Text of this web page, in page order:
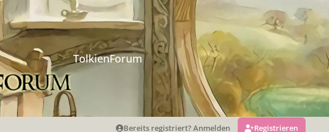
TolkienForum
Bereits registriert? Anmelden Registrieren